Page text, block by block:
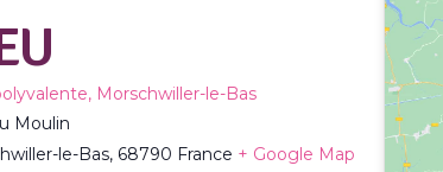
Morschwiller-le-Bas
Moulin
le-Bas, 68790 France + Google Map